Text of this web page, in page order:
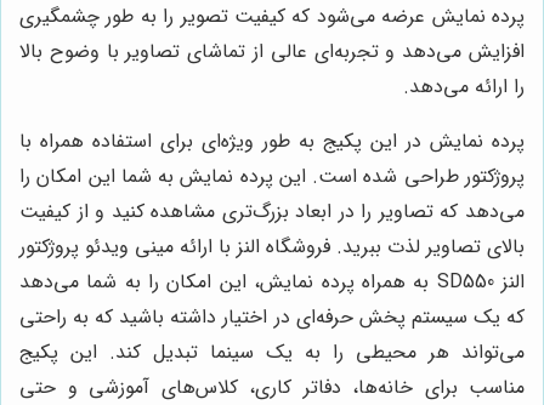
پرده نمایش عرضه می‌شود که کیفیت تصویر را به طور چشمگیری
افزایش می‌دهد و تجربه‌ای عالی از تماشای تصاویر با وضوح بالا
را ارائه می‌دهد.
پرده نمایش در این پکیج به طور ویژه‌ای برای استفاده همراه با
پروژکتور طراحی شده است. این پرده نمایش به شما این امکان را
می‌دهد که تصاویر را در ابعاد بزرگ‌تری مشاهده کنید و از کیفیت
بالای تصاویر لذت ببرید. فروشگاه النز با ارائه مینی ویدئو پروژکتور
النز SD550 به همراه پرده نمایش، این امکان را به شما می‌دهد
که یک سیستم پخش حرفه‌ای در اختیار داشته باشید که به راحتی
می‌تواند هر محیطی را به یک سینما تبدیل کند. این پکیج
مناسب برای خانه‌ها، دفاتر کاری، کلاس‌های آموزشی و حتی